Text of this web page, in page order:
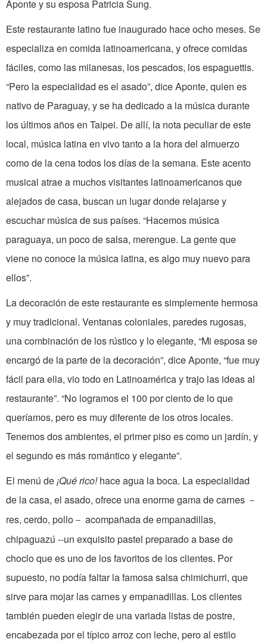
Aponte y su esposa Patricia Sung.
Este restaurante latino fue inaugurado hace ocho meses. Se
especializa en comida latinoamericana, y ofrece comidas
fáciles, como las milanesas, los pescados, los espaguettis.
“Pero la especialidad es el asado”, dice Aponte, quien es
nativo de Paraguay, y se ha dedicado a la música durante
los últimos años en Taipei. De allí, la nota peculiar de este
local, música latina en vivo tanto a la hora del almuerzo
como de la cena todos los días de la semana. Este acento
musical atrae a muchos visitantes latinoamericanos que
alejados de casa, buscan un lugar donde relajarse y
escuchar música de sus países. “Hacemos música
paraguaya, un poco de salsa, merengue. La gente que
viene no conoce la música latina, es algo muy nuevo para
ellos”.
La decoración de este restaurante es simplemente hermosa
y muy tradicional. Ventanas coloniales, paredes rugosas,
una combinación de los rústico y lo elegante, “Mi esposa se
encargó de la parte de la decoración”, dice Aponte, “fue muy
fácil para ella, vio todo en Latinoamérica y trajo las ideas al
restaurante”. “No logramos el 100 por ciento de lo que
queríamos, pero es muy diferente de los otros locales.
Tenemos dos ambientes, el primer piso es como un jardín, y
el segundo es más romántico y elegante”.
El menú de¡Qué rico!hace agua la boca. La especialidad
de la casa, el asado, ofrece una enorme gama de carnes －
res, cerdo, pollo － acompañada de empanadillas,
chipaguazú --un exquisito pastel preparado a base de
choclo que es uno de los favoritos de los clientes. Por
supuesto, no podía faltar la famosa salsa chimichurri, que
sirve para mojar las carnes y empanadillas. Los clientes
también pueden elegir de una variada listas de postre,
encabezada por el típico arroz con leche, pero al estilo